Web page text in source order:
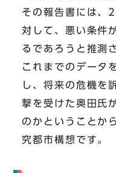
その報告書には、
対して、悪い条件
るであろうと推測
これまでのデータ
し、将来の危機を
撃を受けた奥田氏
のかということか
究都市構想です。